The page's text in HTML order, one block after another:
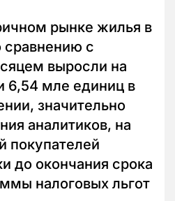
рынке жилья в
с
выросли на
6,54 мле единиц в
значительно
аналитиков, на
покупателей
до окончания срока
налоговых льгот